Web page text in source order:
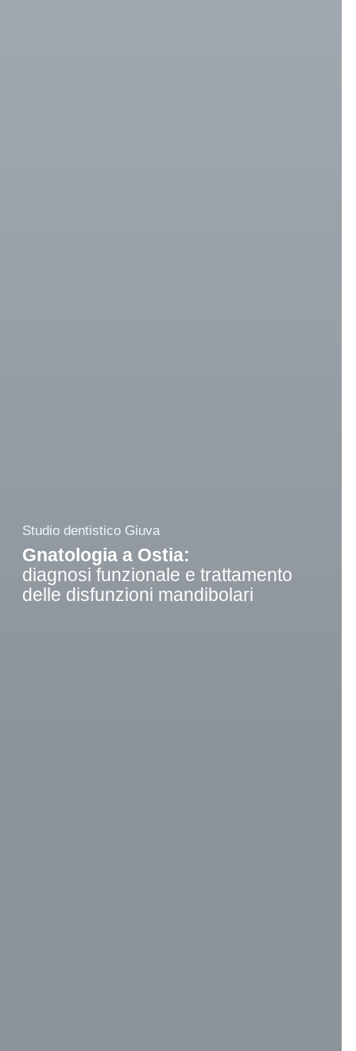
Studio dentistico Giuva
Gnatologia a Ostia:
diagnosi funzionale e trattamento
delle disfunzioni mandibolari